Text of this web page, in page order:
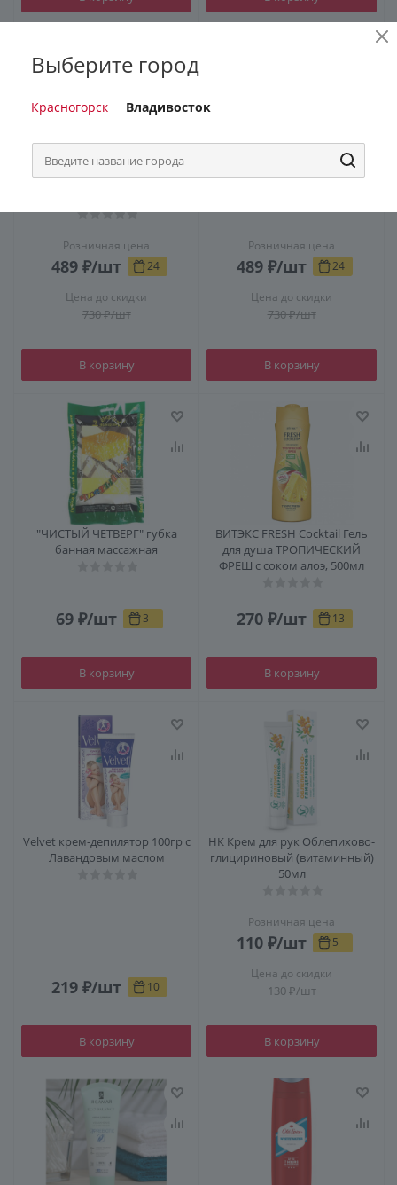
Гель д/д "Палмолив" 750 мл.
MEN Лед.Артика Северный
Розничная цена
489 ₽/шт 24
Цена до скидки
730₽/шт
В корзину
Гель д/д "Палмолив" 750 мл.
MEN Цитрусовый Заряд
Розничная цена
489 ₽/шт 24
Цена до скидки
730₽/шт
В корзину
"ЧИСТЫЙ ЧЕТВЕРГ" губка
банная массажная
69 ₽/шт 3
В корзину
ВИТЭКС FRESH Cocktail Гель
для душа ТРОПИЧЕСКИЙ
ФРЕШ с соком алоэ, 500мл
270 ₽/шт 13
В корзину
Velvet крем-депилятор 100гр с
Лавандовым маслом
219 ₽/шт 10
В корзину
НК Крем для рук Облепихово-
глицириновый (витаминный)
50мл
Розничная цена
110 ₽/шт 5
Цена до скидки
130₽/шт
В корзину
Выберите город
Красногорск Владивосток